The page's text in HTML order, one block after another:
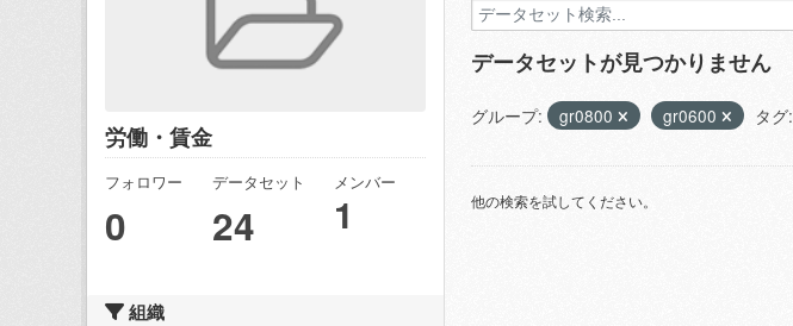
労働・賃金
フォロワー
0
データセット
24
メンバー
1
組織
データセットが見つかりません
グループ: gr0800 gr0600 タグ:
他の検索を試してください。